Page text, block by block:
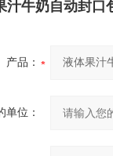
汁牛奶自动封口
产品：
单位：